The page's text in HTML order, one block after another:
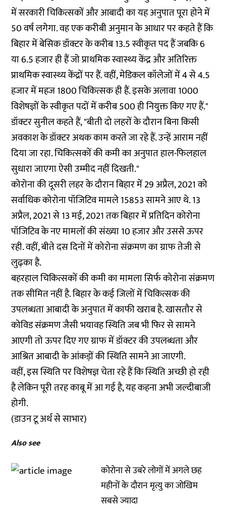
में सरकारी चिकित्सकों और आबादी का यह अनुपात पूरा होने में
50 वर्ष लगेगा. वह एक करीबी अनुमान के आधार पर कहते हैं कि
बिहार में बेसिक डॉक्टर के करीब 13.5 स्वीकृत पद हैं जबकि 6
या 6.5 हजार ही हैं जो प्राथमिक स्वास्थ्य केंद्र और अतिरिक्त
प्राथमिक स्वास्थ्य केंद्रों पर हैं. वहीं, मेडिकल कॉलेजों में 4 से 4.5
हजार में महज 1800 चिकित्सक ही हैं. इसके अलावा 1000
विशेषज्ञों के स्वीकृत पदों में करीब 500 ही नियुक्त किए गए हैं."
डॉक्टर सुनील कहते हैं, "बीती दो लहरों के दौरान बिना किसी
अवकाश के डॉक्टर अथक काम करते जा रहे हैं. उन्हें आराम नहीं
दिया जा रहा. चिकित्सकों की कमी का अनुपात हाल-फिलहाल
सुधारा जाएगा ऐसी उम्मीद नहीं दिखती."
कोरोना की दूसरी लहर के दौरान बिहार में 29 अप्रैल, 2021 को
सर्वाधिक कोरोना पॉजिटिव मामले 15853 सामने आए थे. 13
अप्रैल, 2021 से 13 मई, 2021 तक बिहार में प्रतिदिन कोरोना
पॉजिटिव के नए मामलों की संख्या 10 हजार और उससे ऊपर
रही. वहीं, बीते दस दिनों में कोरोना संक्रमण का ग्राफ तेजी से
लुढ़का है.
बहरहाल चिकित्सकों की कमी का मामला सिर्फ कोरोना संक्रमण
तक सीमित नहीं है. बिहार के कई जिलों में चिकित्सक की
उपलब्धता आबादी के अनुपात में काफी खराब है. खासतौर से
कोविड संक्रमण जैसी भयावह स्थिति जब भी फिर से सामने
आएगी तो ऊपर दिए गए ग्राफ में डॉक्टर की उपलब्धता और
आश्रित आबादी के आंकड़ों की स्थिति सामने आ जाएगी.
वहीं, इस स्थिति पर विशेषज्ञ चेता रहे हैं कि स्थिति अच्छी हो रही
है लेकिन पूरी तरह काबू में आ गई है, यह कहना अभी जल्दीबाजी
होगी.
(डाउन टू अर्थ से साभार)
Also see
कोरोना से उबरे लोगों में अगले छह
महीनों के दौरान मृत्यु का जोखिम
सबसे ज्यादा